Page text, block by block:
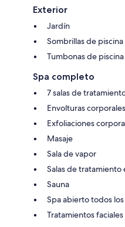
Exterior
Jardín
Sombrillas de piscina
Tumbonas de piscina
Spa completo
7 salas de
Envolturas corporales
Exfoliaciones
Masaje
Sala de vapor
Salas de tratamiento
Sauna
Spa abierto todos
Tratamientos faciales